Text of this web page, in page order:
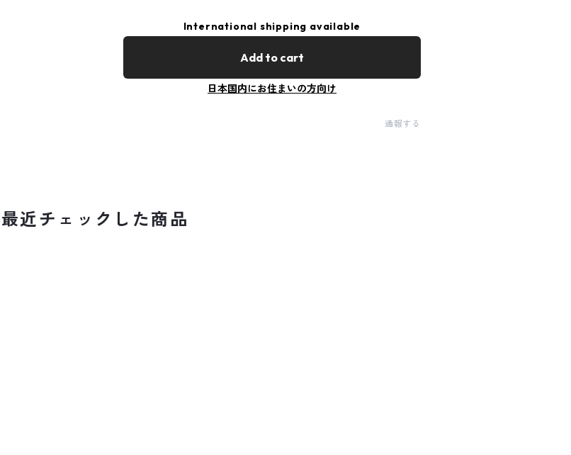
International shipping available
Add to cart
日本国内にお住まいの方向け
通報する
最近チェックした商品